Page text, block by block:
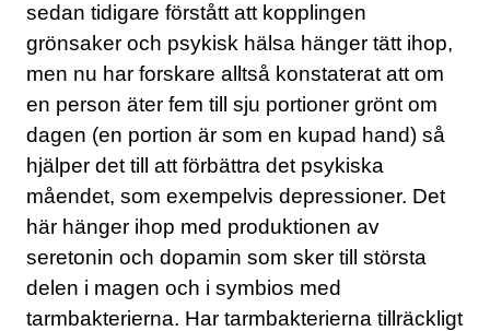
KONTAKT
LAVENDELGÖMMAN
INTEGRITETSPOLICY
RECEPT
MINA BÖCKER
INLOGGNING
sedan tidigare förstått att kopplingen
grönsaker och psykisk hälsa hänger tätt ihop,
men nu har forskare alltså konstaterat att om
en person äter fem till sju portioner grönt om
dagen (en portion är som en kupad hand) så
hjälper det till att förbättra det psykiska
måendet, som exempelvis depressioner. Det
här hänger ihop med produktionen av
seretonin och dopamin som sker till största
delen i magen och i symbios med
tarmbakterierna. Har tarmbakterierna tillräckligt